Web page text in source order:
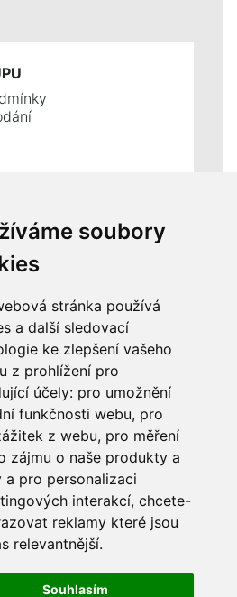
soubory
stránka používá
a další sledovací
ke zlepšení vašeho
z prohlížení pro
účely: pro umožnění
funkčnosti webu, pro
z webu, pro měření
zájmu o naše produkty a
a pro personalizaci
interakcí, chcete-
reklamy které jsou
relevantnější.
Souhlasím
prací
údajů
smlouvy